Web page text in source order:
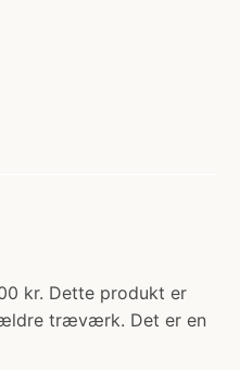
kr. Dette produkt er
træværk. Det er en